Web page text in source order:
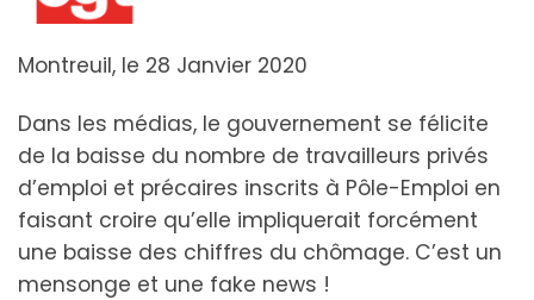
Montreuil, le 28 Janvier 2020
Dans les médias, le gouvernement se félicite
de la baisse du nombre de travailleurs privés
d’emploi et précaires inscrits à Pôle-Emploi en
faisant croire qu’elle impliquerait forcément
une baisse des chiffres du chômage. C’est un
mensonge et une fake news !